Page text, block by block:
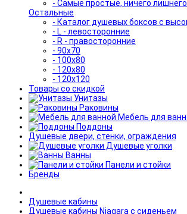
- Самые простые, ничего лишнего
Остальные
- Каталог душевых боксов с
- L - левосторонние
- R - правосторонние
- 90x70
- 100x80
- 120x80
- 120x120
Товары со скидкой
Унитазы
Раковины
Мебель для
Поддоны
Душевые двери, стенки, ограждения
Душевые уголки
Ванны
Панели и стойки
Бренды
Душевые кабины
Душевые кабины Niagara с сиденьем